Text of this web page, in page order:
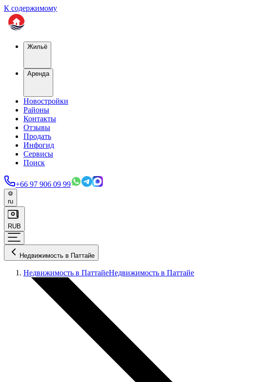
К содержимому
Жильё
Аренда
Новостройки
Районы
Контакты
Отзывы
Продать
Инфогид
Сервисы
Поиск
+66 97 906 09 99
ru
RUB
Недвижимость в Паттайе
Недвижимость в ПаттайеНедвижимость в Паттайе